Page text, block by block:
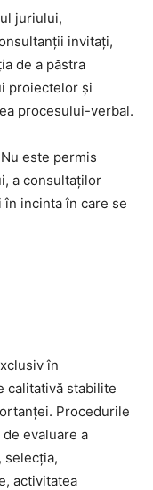
juriului,
invitați,
de a păstra
proiectelor și
procesului-verbal.
este permis
a consultaților
incinta în care se
în
calitativă stabilite
Procedurile
evaluare a
selecția,
activitatea